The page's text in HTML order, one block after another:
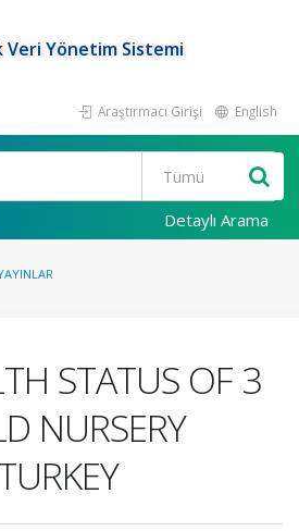
Veri Yönetim Sistemi
Araştırmacı Girişi English
Detaylı Arama
STATUS OF 3
NURSERY